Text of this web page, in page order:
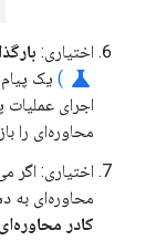
اختیاری:
science
) یک پیام
اجرای عملیات
محاوره‌ای را
اختیاری: اگر
محاوره‌ای به
کادر